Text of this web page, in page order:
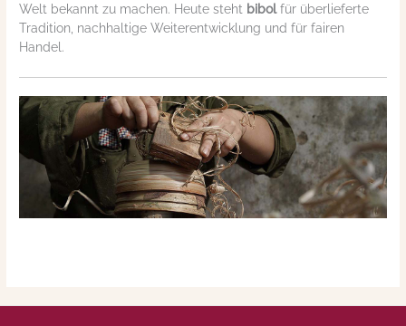
Welt bekannt zu machen. Heute steht bibolfür überlieferte
Tradition, nachhaltige Weiterentwicklung und für fairen
Handel.